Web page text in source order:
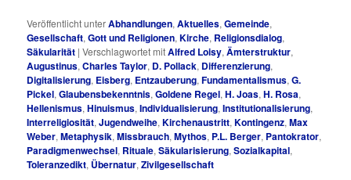
Veröffentlicht unterAbhandlungen,Aktuelles,Gemeinde,
Gesellschaft,Gott und Religionen,Kirche, Religionsdialog,
Säkularität |Verschlagwortet mitAlfred Loisy,Ämterstruktur,
Augustinus,Charles Taylor, D. Pollack, Differenzierung,
Digitalisierung, Eisberg, Entzauberung,Fundamentalismus,G.
Pickel,Glaubensbekenntnis,Goldene Regel,H. Joas,H. Rosa,
Hellenismus,Hinuismus,Individualisierung,Institutionalisierung,
Interreligiosität,Jugendweihe,Kirchenaustritt,Kontingenz,Max
Weber,Metaphysik,Missbrauch,Mythos, P.L. Berger, Pantokrator,
Paradigmenwechsel, Rituale,Säkularisierung,Sozialkapital,
Toleranzedikt, Übernatur,Zivilgesellschaft